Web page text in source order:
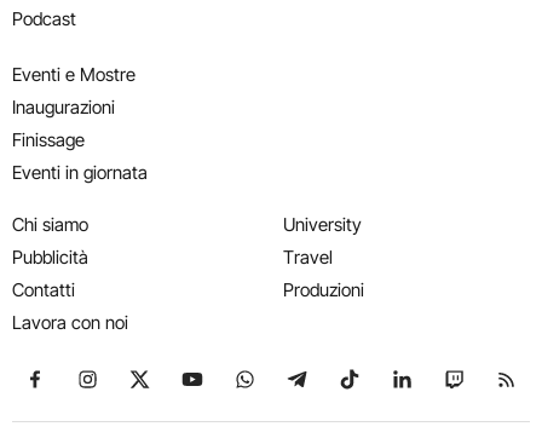
Podcast
Eventi e Mostre
Inaugurazioni
Finissage
Eventi in giornata
Chi siamo
Pubblicità
Contatti
Lavora con noi
University
Travel
Produzioni
Seguici su Facebook
Seguici su Instagram
Seguici su X
Seguici su YouTube
Seguici su WhatsApp
Seguici su Telegram
Seguici su TikTok
Seguici su
Seguici